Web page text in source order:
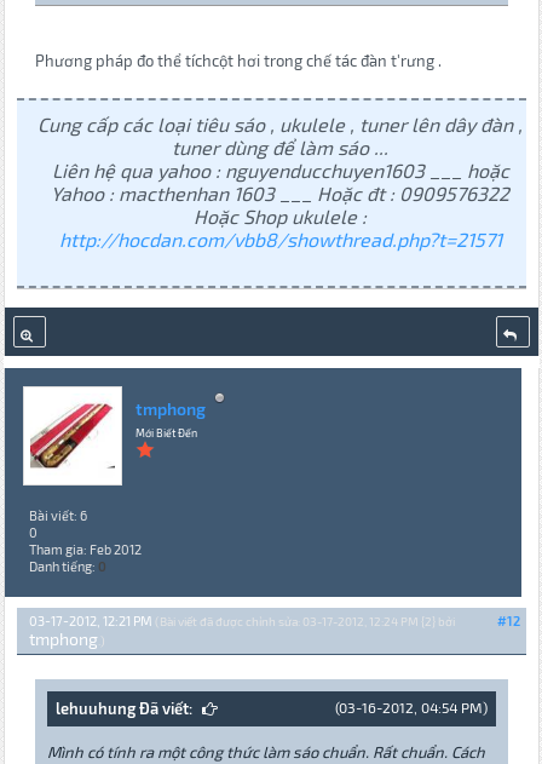
Phương pháp đo thể tíchcột hơi trong chế tác đàn t'rưng .
Cung cấp các loại tiêu sáo , ukulele , tuner lên dây đàn ,
tuner dùng để làm sáo ...
Liên hệ qua yahoo : nguyenducchuyen1603 ___ hoặc
Yahoo : macthenhan 1603 ___ Hoặc đt : 0909576322
Hoặc Shop ukulele :
http://hocdan.com/vbb8/showthread.php?t=21571
tmphong
Mới Biết Đến
Bài viết: 6
0
Tham gia: Feb 2012
Danh tiếng: 0
#12
03-17-2012, 12:21 PM (Bài viết đã được chỉnh sửa: 03-17-2012, 12:24 PM {2} bởi
tmphong.)
(03-16-2012, 04:54 PM)
lehuuhung Đã viết:
Mình có tính ra một công thức làm sáo chuẩn. Rất chuẩn. Cách